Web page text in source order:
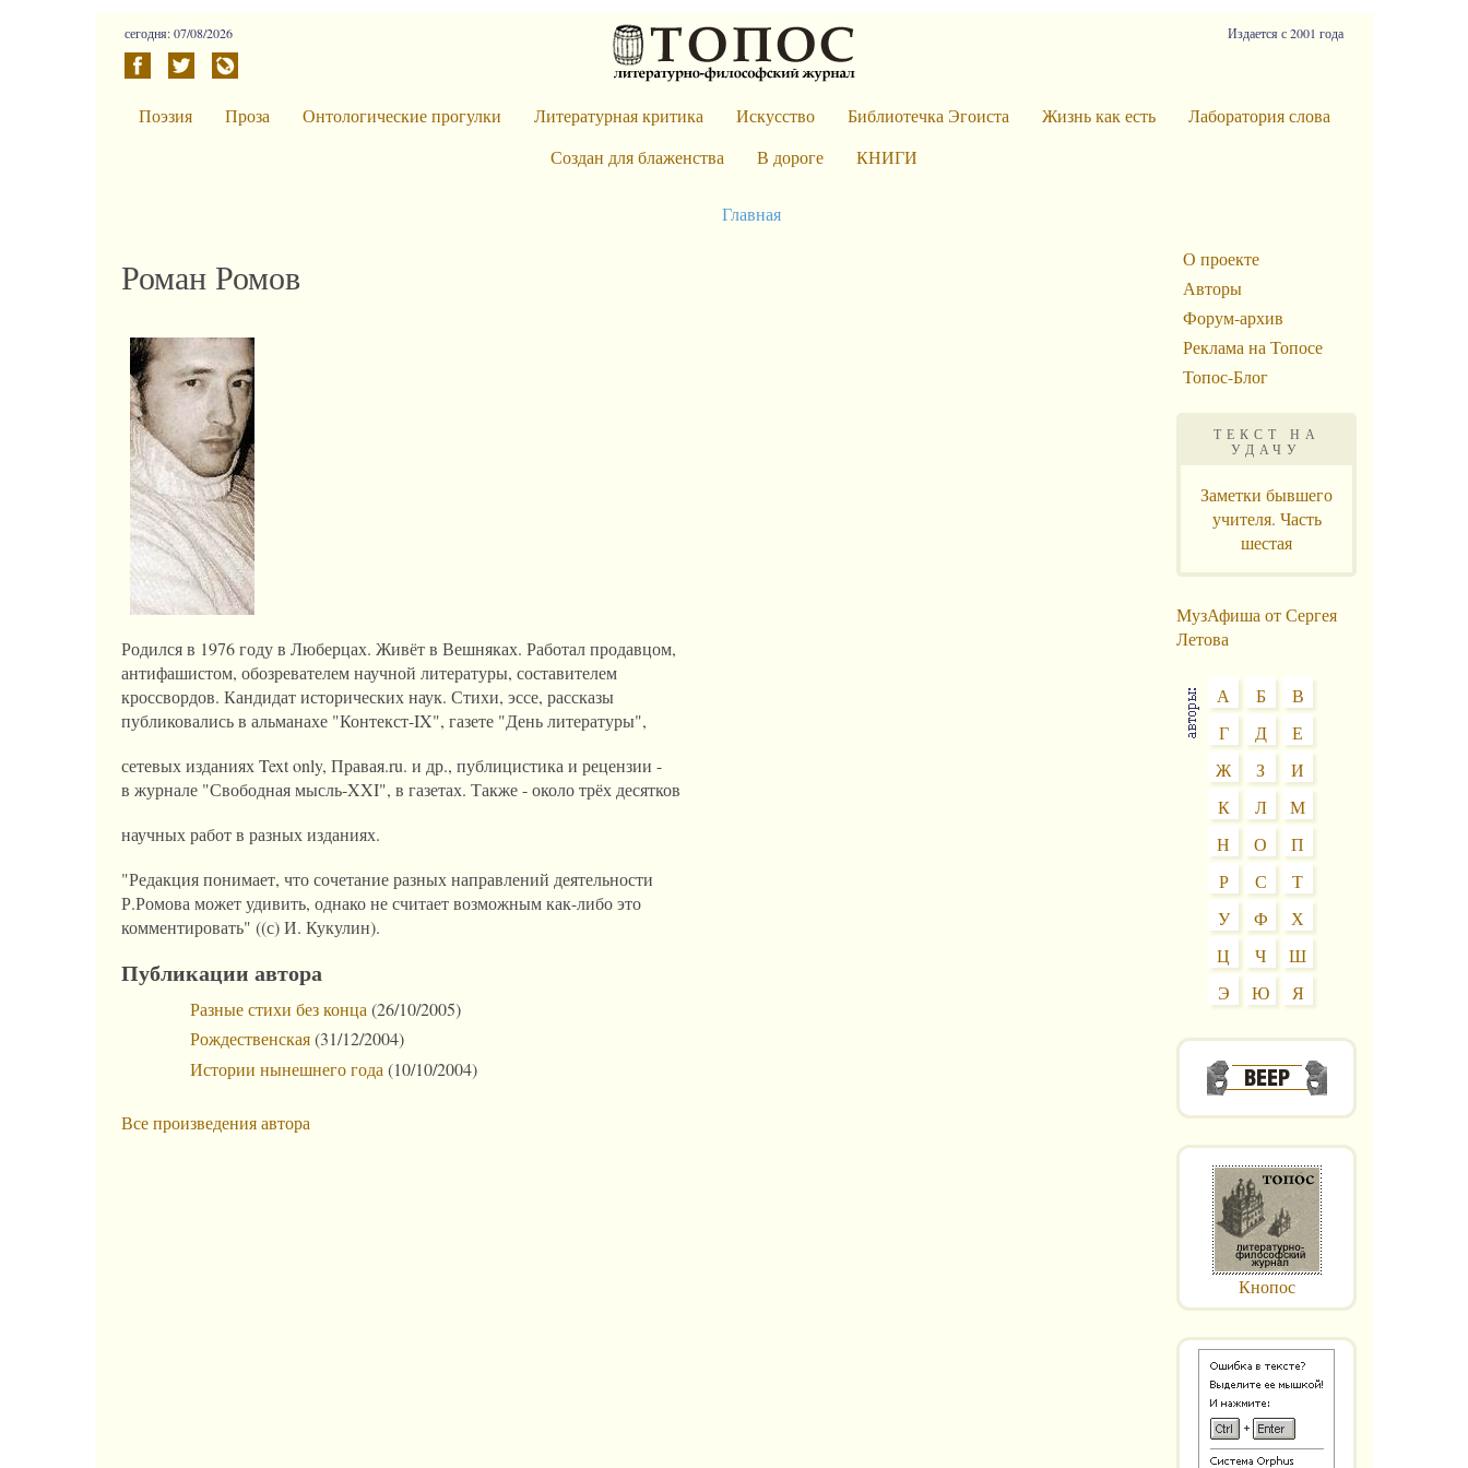
сегодня: 07/08/2026 Издается с 2001 года
Поэзия Проза Онтологические прогулки Литературная критика Искусство Библиотечка Эгоиста Жизнь как есть
Лаборатория слова
Создан для блаженства
В дороге КНИГИ
Главная
Роман Ромов
Родился в 1976 году в Люберцах. Живёт в Вешняках. Работал продавцом,
антифашистом, обозревателем научной литературы, составителем
кроссвордов. Кандидат исторических наук. Стихи, эссе, рассказы
публиковались в альманахе "Контекст-IX", газете "День литературы",
сетевых изданиях Text only, Правая.ru. и др., публицистика и рецензии -
в журнале "Свободная мысль-XXI", в газетах. Также - около трёх десятков
научных работ в разных изданиях.
"Редакция понимает, что сочетание разных направлений деятельности
Р.Ромова может удивить, однако не считает возможным как-либо это
комментировать" ((с) И. Кукулин).
Публикации автора
Разные стихи без конца (26/10/2005)
Рождественская(31/12/2004)
Истории нынешнего года (10/10/2004)
Все произведения автора
О проекте
Авторы
Форум-архив
Реклама на Топосе
Топос-Блог
ТЕКСТ НА
УДАЧУ
Заметки бывшего
учителя. Часть
шестая
МузАфиша от Сергея
Летова
А Б
В
Г
Д
Е
Ж
З
И
К
Л
М
Н
О
П
Р
С
Т
У
Ф
Х
Ц
Ч
Ш
Э
Ю Я
Кнопос